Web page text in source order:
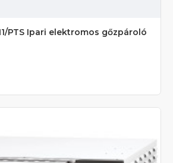
PTS Ipari elektromos gőzpároló